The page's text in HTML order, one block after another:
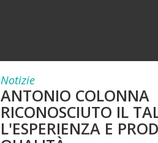
Notizie
ANTONIO COLONNA
RICONOSCIUTO IL
L'ESPERIENZA E